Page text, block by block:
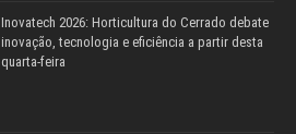
Inovatech 2026: Horticultura do Cerrado debate
inovação, tecnologia e eficiência a partir desta
quarta-feira